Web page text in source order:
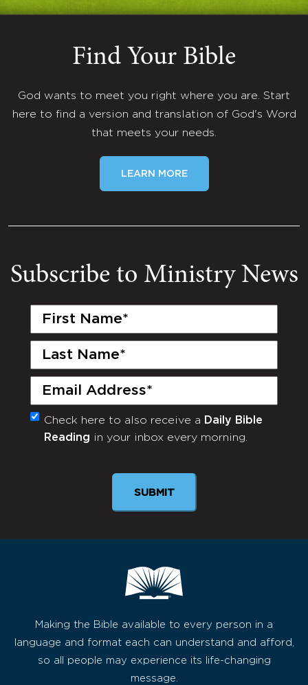
Find Your Bible
God wants to meet you right where you are. Start
here to find a version and translation of God's Word
that meets your needs.
LEARN MORE
Subscribe to Ministry News
First
Last
Email
(Required)
Monthly
Newsletter
Check here to also receive a Daily Bible
Reading in your inbox every morning.
Making the Bible available to every person in a
language and format each can understand and afford,
so all people may experience its life-changing
message.